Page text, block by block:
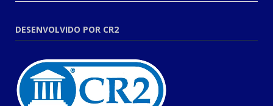
DESENVOLVIDO POR CR2